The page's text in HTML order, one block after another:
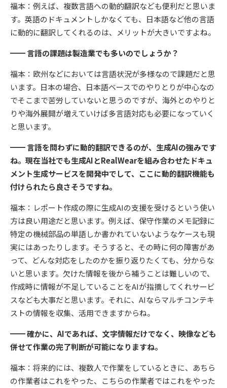
福本：例えば、複数言語への動的翻訳なども便利だと思いま
す。英語のドキュメントしかなくても、日本語など他の言語
に動的に翻訳してくれるのは、メリットが大きいですよね。
━━ 言語の課題は製造業でも多いのでしょうか？
福本：欧州などにおいては言語状況が多様なので課題だと思
います。日本の場合、日本語ベースでのやりとりが中心なの
でそこまで苦労していないと思うのですが、海外とのやりと
りや海外展開が増えていけば多言語対応も必要になっていく
と思います。
━━ 言語を問わずに動的翻訳できるのが、生成AIの強みです
ね。現在当社でも生成AIとRealWearを組み合わせたドキュ
メント生成サービスを開発中でして、ここに動的翻訳機能も
付けられたら良さそうですね。
福本：レポート作成の際に生成AIの支援を受けるという使い
方は良い用途だと思います。例えば、保守作業のメモ記録に
特定の機械部品の単語しか書かれていないようなケースも現
実にはあったりします。そうすると、その時に何の障害があ
って、どんな対応をしたのかを振り返りたくても、分からな
いと思います。欠けた情報を後から補うことは難しいので、
作成時に情報が不足していることをAIが指摘してくれサービ
スなども大事だと思います。それに、AIならマルチコンテキ
ストの情報を収集、活用できますからね。
━━ 確かに、AIであれば、文字情報だけでなく、映像なども
併せて作業の完了判断が可能になりますね。
福本：将来的には、複数人で作業をしているときに、あちら
の作業者はこれをやった、こちらの作業者ではこれをやった